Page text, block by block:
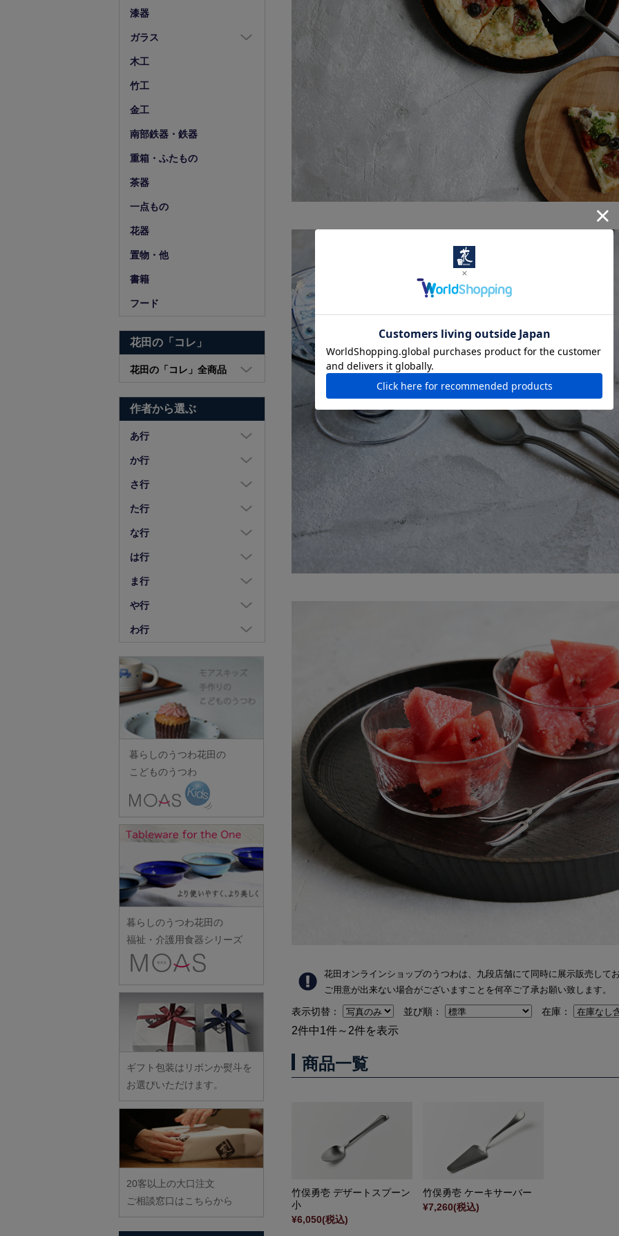
花田オンラインショップのうつわは、九段店舗にて同時に展示販売して
ご用意が出来ない場合がございますことを何卒ご了承お願い致します。
表示切替： 並び順： 在庫：
2件中1件～2件を表示
商品一覧
竹俣勇壱 デザートスプーン
小
¥6,050(税込)
竹俣勇壱 ケーキサーバー
¥7,260(税込)
箸置
漆器
ガラス
ガラス全商品
グラス
ガラス皿
木工
竹工
金工
南部鉄器・鉄器
重箱・ふたもの
茶器
一点もの
花器
置物・他
書籍
フード
花田の「コレ」
花田の「コレ」全商品
鉢・湯呑・カップ
汁椀・土鍋・折敷
小物・カトラリー
作者から選ぶ
あ行
浅野奈生
苧野直樹
安達和治
天野琴音
荒川真吾
荒賀文成
安齋新・厚子
iiDA Woodturning
伊賀焼土楽
池島直人
池島仁美
生島賢
生島明水
池田大介
石川漆宝堂
石田誠
和泉良法
市川知也
伊藤聡信
伊藤孝英
井銅心平
稲村真耶
井上真梨子
イレヤガラス
岩舘隆（浄法寺）
臼田けい子
鵜藤清
海野裕
浦陽子
遠藤マサヒロ
か行
蠣崎マコト
葛西国太郎
葛西義信
釜定
河上智美
川合孝知
川辺忠
川村宏樹
幹山繁太
季更器窯
岸野寛
北野敏一（犀ノ音窯）
清岡幸道
日下華子
九谷青窯
工藤和彦
クラタペッパー
小泉敦信
こいずみみゆき
枯白 乾喬彰
小寺暁洋
小西晃
小林巧征
小牧広平
小宮崇
近藤幸男
近藤亮介
さ行
坂本達哉
佐川岳彦
佐々木暢子
重田良古
島田まるみ
志村睦彦
城進
新城文香
菅原博之
鈴木亜以
鈴木重孝
鈴木努
鈴木涼子
スナオミガラス
須原健夫
た行
高島慎一
高木剛
高原真由美
竹俣勇壱
タジェール・デ・マエダ
田中あい
田中佐和子
谷永太郎
玉山保男
田村悠
崔在皓
土屋伸顕
滴生舎
土井康治朗
土井宏友
陶房独歩炎
東北巧芸舎
徳永遊心
戸田文浩
富山孝一
土本訓寛・土本久美子
な行
中荒江道子
中尾万作
中川紀夫
長ぶき窯
中町いずみ
中村一也
中村圭
中村幸一郎
d.Tam 中村孝子/桃子
中山孝志
名古路英介
ななかまど
西納三枝
西山芳浩
野口漆工房
野口悦士
は行
橋村大作
長谷川由香
畑中篤
花田
花田(山中・越前・その他の
漆器)
羽生直記
林拓児
原田譲
日高伸治
日高直子
ヒヅミ峠舎
樋山真弓
平岡正弘
平林秀幸
廣野俊彦
廣政毅
ふじい製作所
藤崎均
藤田永子
藤塚光男
古川桜
文吉窯
堀畑蘭
ま行
前田麻美
正木春蔵
松浦コータロー
松浦ナオコ
松葉勇輝
松本郁美
松本優樹
松本良夫
三浦侑子
水垣千悦
水野克俊
みずのみさ
光井威善
三留舞
宮岡麻衣子
宮崎孝彦
三輪周太郎
武曽健一
村田森
村田菜穂美
木工ヤマニ
森知恵子
森悠紀子
森下綾
や行
八木橋昇
山口硝子
山口利枝
山崎葉
山下工芸
山田洋次
山田隆太郎
山中恵介
山本隆博
山本哲也
山本恭代
山本亮平
Yu-ten
雪ノ浦裕一
吉岡将弐
吉田学
米満麻子
わ行
ワダコーヘー
渡辺信史
渡邊心平
暮らしのうつわ花田の
こどものうつわ
暮らしのうつわ花田の
福祉・介護用食器シリーズ
ギフト包装はリボンか熨斗を
お選びいただけます。
20客以上の大口注文
ご相談窓口はこちらから